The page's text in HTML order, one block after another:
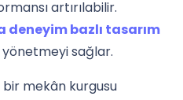
artırılabilir.
deneyim bazlı tasarım
sağlar.
mekân kurgusu